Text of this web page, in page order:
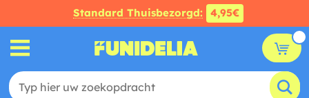
Standard Thuisbezorgd: 4,95€